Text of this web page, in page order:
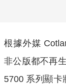
根據外媒
非公版都不再
5700 系列顯卡